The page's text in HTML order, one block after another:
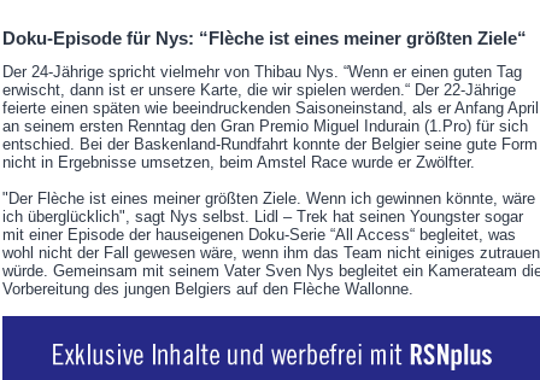
Doku-Episode für Nys: “Flèche ist eines meiner größten Ziele“
Der 24-Jährige spricht vielmehr von Thibau Nys. “Wenn er einen guten Tag
erwischt, dann ist er unsere Karte, die wir spielen werden.“ Der 22-Jährige
feierte einen späten wie beeindruckenden Saisoneinstand, als er Anfang April
an seinem ersten Renntag den Gran Premio Miguel Indurain (1.Pro) für sich
entschied. Bei der Baskenland-Rundfahrt konnte der Belgier seine gute Form
nicht in Ergebnisse umsetzen, beim Amstel Race wurde er Zwölfter.
"Der Flèche ist eines meiner größten Ziele. Wenn ich gewinnen könnte, wäre
ich überglücklich", sagt Nys selbst. Lidl – Trek hat seinen Youngster sogar
mit einer Episode der hauseigenen Doku-Serie “All Access“ begleitet, was
wohl nicht der Fall gewesen wäre, wenn ihm das Team nicht einiges zutrauen
würde. Gemeinsam mit seinem Vater Sven Nys begleitet ein Kamerateam
Vorbereitung des jungen Belgiers auf den Flèche Wallonne.